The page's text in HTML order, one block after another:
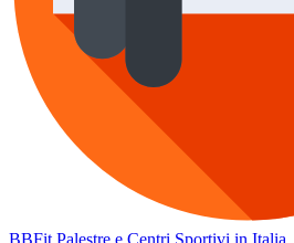
BBFit Palestre e Centri Sportivi in Italia